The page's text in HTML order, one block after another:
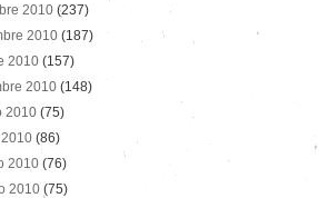
2010 (237)
2010 (187)
2010 (157)
2010 (148)
2010 (75)
(86)
2010 (76)
2010 (75)